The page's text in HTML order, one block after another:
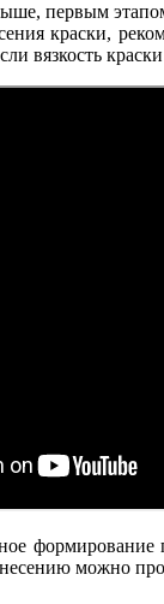
первым
краски,
вязкость
можно